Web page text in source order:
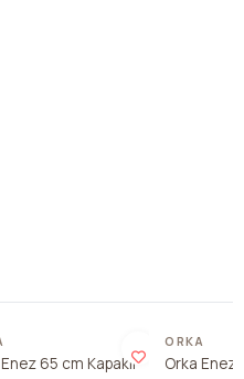
65 cm Kapaklı
ORKA
Orka Enez